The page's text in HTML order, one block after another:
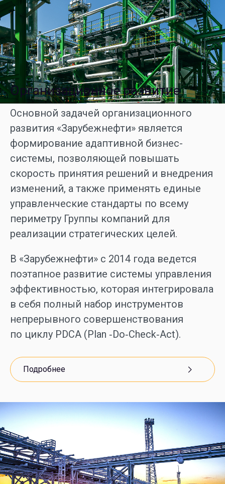
Организационное развитие
Основной задачей организационного
развития «Зарубежнефти» является
формирование адаптивной бизнес-
системы, позволяющей повышать
скорость принятия решений и внедрения
изменений, а также применять единые
управленческие стандарты по всему
периметру Группы компаний для
реализации стратегических целей.
В «Зарубежнефти» с 2014 года ведется
поэтапное развитие системы управления
эффективностью, которая интегрировала
в себя полный набор инструментов
непрерывного совершенствования
по циклу PDCA (Plan ‑Do‑Check‑Act).
Подробнее